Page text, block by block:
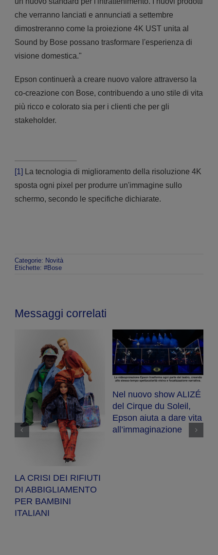
che verranno lanciati e annunciati a settembre
dimostreranno come la proiezione 4K UST unita al
Sound by Bose possano trasformare l'esperienza di
visione domestica."
Epson continuerà a creare nuovo valore attraverso la
co-creazione con Bose, contribuendo a uno stile di vita
più ricco e colorato sia per i clienti che per gli
stakeholder.
[1]
La tecnologia di miglioramento della risoluzione 4K
sposta ogni pixel per produrre un'immagine sullo
schermo, secondo le specifiche dichiarate.
Categorie: Novità
Etichette: #Bose
Messaggi correlati
LA CRISI DEI RIFIUTI
DI ABBIGLIAMENTO
PER BAMBINI
ITALIANI
Nel nuovo show ALIZÉ
del Cirque du Soleil,
Epson aiuta a dare vita
all’immaginazione